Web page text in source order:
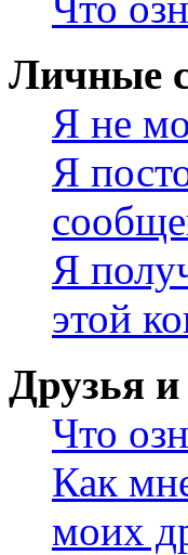
Личные
Я не
Я
Я
этой
Друзья и
Что
Как
моих